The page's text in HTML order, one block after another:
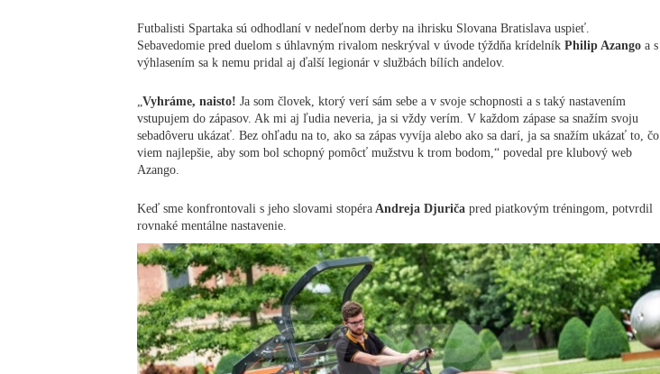
Futbalisti Spartaka sú odhodlaní v nedeľnom derby na ihrisku Slovana Bratislava uspieť.
Sebavedomie pred duelom s úhlavným rivalom neskrýval v úvode týždňa krídelník Philip Azango a s
výhlasením sa k nemu pridal aj ďalší legionár v službách bílích andelov.
„Vyhráme, naisto! Ja som človek, ktorý verí sám sebe a v svoje schopnosti a s taký nastavením
vstupujem do zápasov. Ak mi aj ľudia neveria, ja si vždy verím. V každom zápase sa snažím svoju
sebadôveru ukázať. Bez ohľadu na to, ako sa zápas vyvíja alebo ako sa darí, ja sa snažím ukázať to, čo
viem najlepšie, aby som bol schopný pomôcť mužstvu k trom bodom,“ povedal pre klubový web
Azango.
Keď sme konfrontovali s jeho slovami stopéra Andreja Djuriča pred piatkovým tréningom, potvrdil
rovnaké mentálne nastavenie.